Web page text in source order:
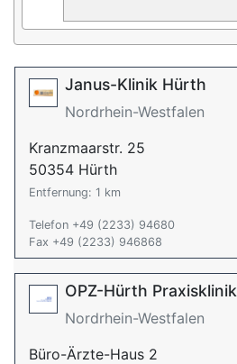
Janus-Klinik Hürth
Nordrhein-Westfalen
Kranzmaarstr. 25
50354 Hürth
Entfernung: 1 km
Telefon +49 (2233) 94680
Fax +49 (2233) 946868
OPZ-Hürth Praxisklinik
Nordrhein-Westfalen
Büro-Ärzte-Haus 2